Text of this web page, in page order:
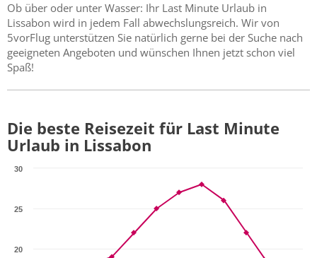
Ob über oder unter Wasser: Ihr Last Minute Urlaub in
Lissabon wird in jedem Fall abwechslungsreich. Wir von
5vorFlug unterstützen Sie natürlich gerne bei der Suche nach
geeigneten Angeboten und wünschen Ihnen jetzt schon viel
Spaß!
Die beste Reisezeit für Last Minute
Urlaub in Lissabon
20
25
30